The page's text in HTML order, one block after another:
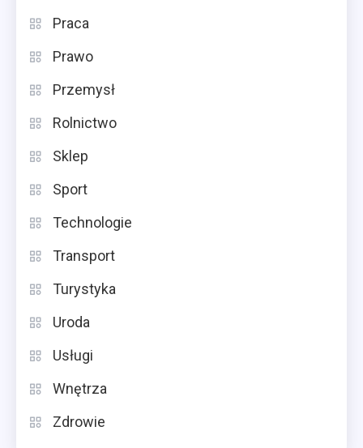
Praca
Prawo
Przemysł
Rolnictwo
Sklep
Sport
Technologie
Transport
Turystyka
Uroda
Usługi
Wnętrza
Zdrowie